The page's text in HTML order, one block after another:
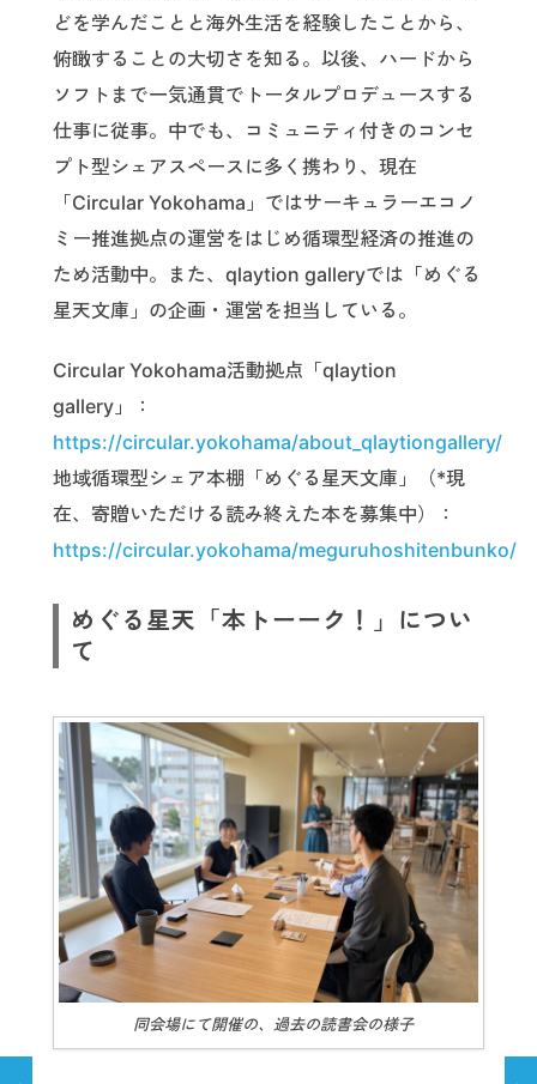
どを学んだことと海外生活を経験したことから、
俯瞰することの大切さを知る。以後、ハードから
ソフトまで一気通貫でトータルプロデュースする
仕事に従事。中でも、コミュニティ付きのコンセ
プト型シェアスペースに多く携わり、現在
「Circular Yokohama」ではサーキュラーエコノ
ミー推進拠点の運営をはじめ循環型経済の推進の
ため活動中。また、qlaytion galleryでは「めぐる
星天文庫」の企画・運営を担当している。
Circular Yokohama活動拠点「qlaytion
gallery」：
https://circular.yokohama/about_qlaytiongallery/
地域循環型シェア本棚「めぐる星天文庫」（*現
在、寄贈いただける読み終えた本を募集中）：
https://circular.yokohama/meguruhoshitenbunko/
めぐる星天「本トーーク！」につい
て
同会場にて開催の、過去の読書会の様子